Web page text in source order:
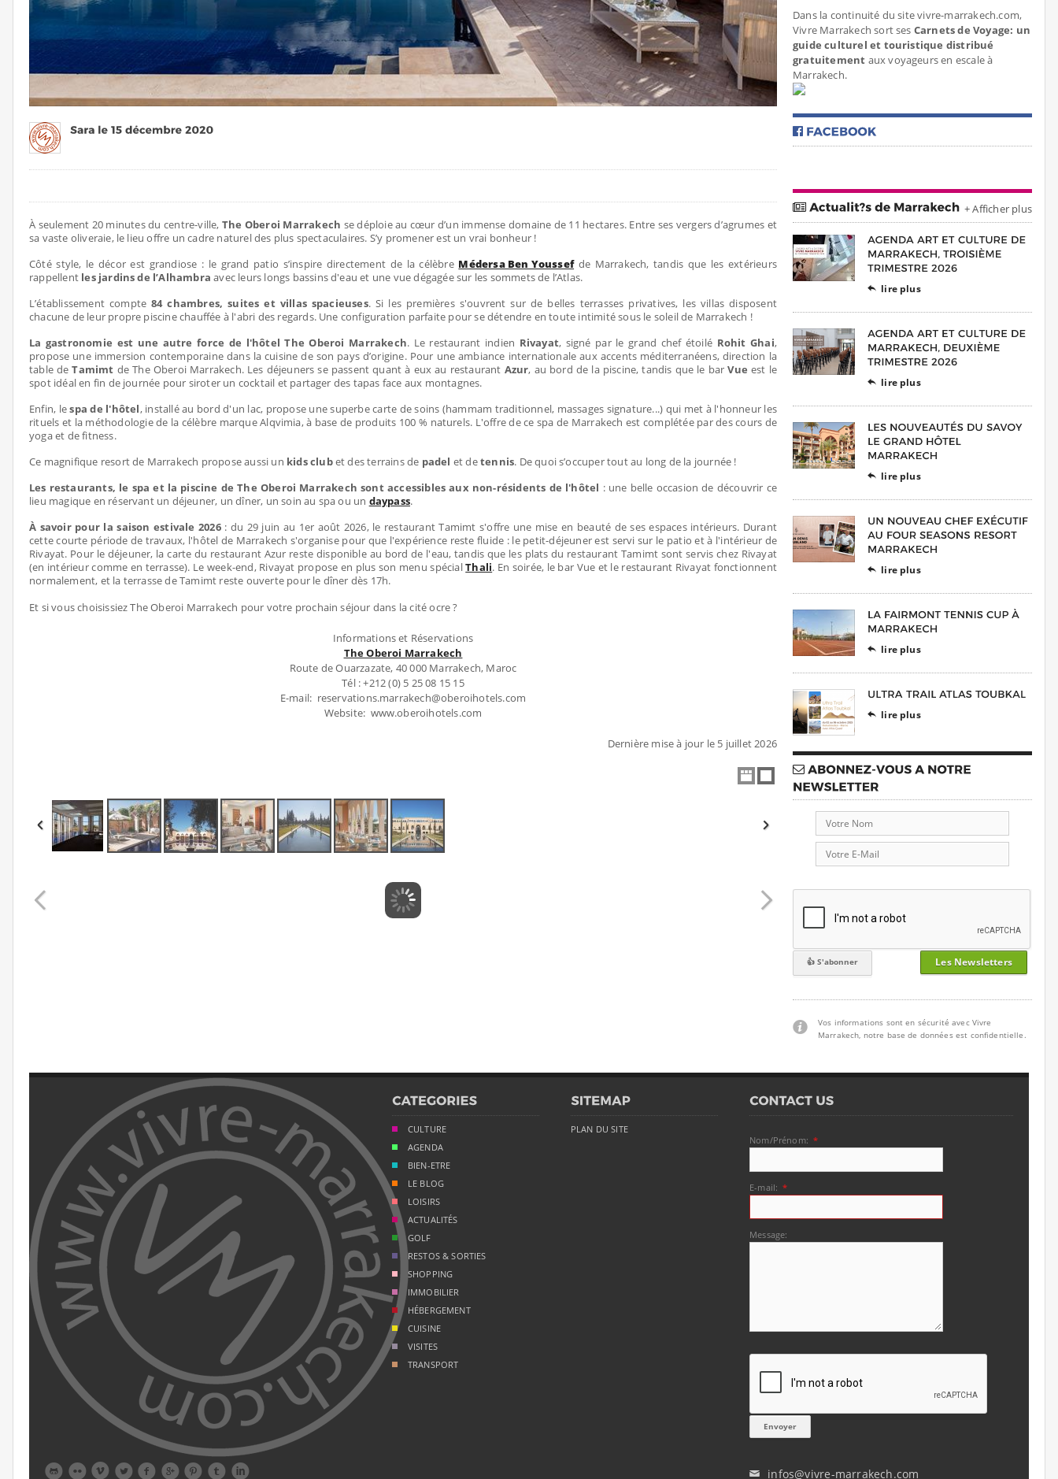
À seulement 20 minutes du centre-ville, The Oberoi Marrakech se déploie au cœur d’un immense domaine de 11 hectares. Entre ses vergers d’agrumes et
sa vaste oliveraie, le lieu offre un cadre naturel des plus spectaculaires. S’y promener est un vrai bonheur !
Côté style, le décor est grandiose : le grand patio s’inspire directement de la célèbre Médersa Ben Youssefde Marrakech, tandis que les extérieurs
rappellent les jardins de l’Alhambra avec leurs longs bassins d'eau et une vue dégagée sur les sommets de l’Atlas.
L’établissement compte84 chambres, suites et villas spacieuses. Si les premières s'ouvrent sur de belles terrasses privatives, les villas disposent
chacune de leur propre piscine chauffée à l'abri des regards. Une configuration parfaite pour se détendre en toute intimité sous le soleil de Marrakech !
La gastronomie est une autre force de l'hôtel The Oberoi Marrakech. Le restaurant indien Rivayat, signé par le grand chef étoilé Rohit Ghai,
propose une immersion contemporaine dans la cuisine de son pays d’origine. Pour une ambiance internationale aux accents méditerranéens, direction la
table deTamimt de The Oberoi Marrakech. Les déjeuners se passent quant à eux au restaurant Azur, au bord de la piscine, tandis que le barVue est le
spot idéal en fin de journée pour siroter un cocktail et partager des tapas face aux montagnes.
Enfin, lespa de l'hôtel, installé au bord d'un lac, propose une superbe carte de soins (hammam traditionnel, massages signature...) qui met à l'honneur les
rituels et la méthodologie de la célèbre marque Alqvimia, à base de produits 100 % naturels. L'offre de ce spa de Marrakech est complétée par des cours de
yoga et de fitness.
Ce magnifique resort de Marrakech propose aussi un kids clubet des terrains de padel et detennis. De quoi s’occuper tout au long de la journée !
Les restaurants, le spa et la piscine de The Oberoi Marrakech sont accessibles aux non-résidents de l'hôtel : une belle occasion de découvrir ce
lieu magique en réservant un déjeuner, un dîner, un soin au spa ou un daypass.
À savoir pour la saison estivale 2026: du 29 juin au 1er août 2026, le restaurant Tamimt s'offre une mise en beauté de ses espaces intérieurs. Durant
cette courte période de travaux, l'hôtel de Marrakech s'organise pour que l'expérience reste fluide : le petit-déjeuner est servi sur le patio et à l'intérieur de
Rivayat. Pour le déjeuner, la carte du restaurant Azur reste disponible au bord de l'eau, tandis que les plats du restaurant Tamimt sont servis chez Rivayat
(en intérieur comme en terrasse). Le week-end, Rivayat propose en plus son menu spécialThali. En soirée, le bar Vue et le restaurant Rivayat fonctionnent
normalement, et la terrasse de Tamimt reste ouverte pour le dîner dès 17h.
Et si vous choisissiez The Oberoi Marrakech pour votre prochain séjour dans la cité ocre ?
Informations et Réservations
The Oberoi Marrakech
Route de Ouarzazate, 40 000 Marrakech, Maroc
Tél : +212 (0) 5 25 08 15 15
E-mail: reservations.marrakech@oberoihotels.com
Website: www.oberoihotels.com
Dernière mise à jour le 5 juillet 2026
Dans la continuité du site vivre-marrakech.com,
Vivre Marrakech sort ses Carnets de Voyage: un
guide culturel et touristique distribué
gratuitement aux voyageurs en escale à
Marrakech.
+ Afficher plus
 lire plus
 lire plus
 lire plus
 lire plus
 lire plus
 lire plus
Les Newsletters
Vos informations sont en sécurité avec Vivre
Marrakech, notre base de données est confidentielle.
        
CULTURE
AGENDA
BIEN-ETRE
LE BLOG
LOISIRS
ACTUALITÉS
GOLF
RESTOS & SORTIES
SHOPPING
IMMOBILIER
HÉBERGEMENT
CUISINE
VISITES
TRANSPORT
PLAN DU SITE
Nom/Prénom: *
E-mail: *
Message:
✉ infos@vivre-marrakech.com